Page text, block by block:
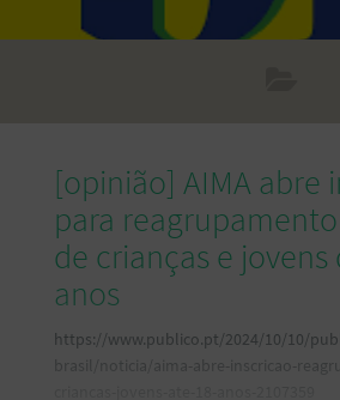
[opinião] AIMA abre
para
de crianças e jovens
anos
https://www.publico.pt/2024/10/10/
brasil/noticia/aima-abre-inscricao-